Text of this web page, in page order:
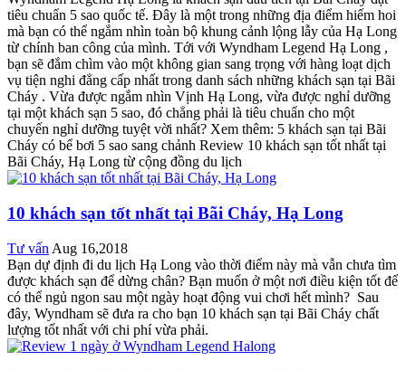
tiêu chuẩn 5 sao quốc tế. Đây là một trong những địa điểm hiếm hoi
mà bạn có thể ngắm nhìn toàn bộ khung cảnh lộng lẫy của Hạ Long
từ chính ban công của mình. Tới với Wyndham Legend Hạ Long ,
bạn sẽ đắm chìm vào một không gian sang trọng với hàng loạt dịch
vụ tiện nghi đẳng cấp nhất trong danh sách những khách sạn tại Bãi
Cháy . Vừa được ngắm nhìn Vịnh Hạ Long, vừa được nghỉ dưỡng
tại một khách sạn 5 sao, đó chẳng phải là tiêu chuẩn cho một
chuyến nghỉ dưỡng tuyệt vời nhất? Xem thêm: 5 khách sạn tại Bãi
Cháy có bể bơi 5 sao sang chảnh Review 10 khách sạn tốt nhất tại
Bãi Cháy, Hạ Long từ cộng đồng du lịch
10 khách sạn tốt nhất tại Bãi Cháy, Hạ Long
Tư vấn Aug 16,2018
Bạn dự định đi du lịch Hạ Long vào thời điểm này mà vẫn chưa tìm
được khách sạn để dừng chân? Bạn muốn ở một nơi điều kiện tốt để
có thể ngủ ngon sau một ngày hoạt động vui chơi hết mình? Sau
đây, Wyndham sẽ đưa ra cho bạn 10 khách sạn tại Bãi Cháy chất
lượng tốt nhất với chi phí vừa phải.